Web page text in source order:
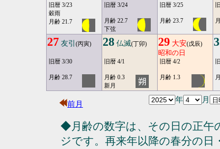
旧暦 3/23
穀雨
月齢 21.7
旧暦 3/24
月齢 22.7
下弦
旧暦 3/25
月齢 23.7
27 友引 (丙寅)
旧暦 3/30
月齢 28.7
28 仏滅(丁卯)
旧暦 4/1
月齢 0.3
新月
29 大安(戊辰)
昭和の日
旧暦 4/2
月齢 1.3
前月
年 月
◆月齢の数字は、その日の正午
ジです。再来年以降の春分の日